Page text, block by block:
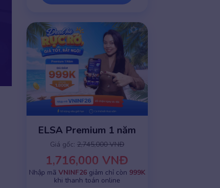
ELSA Premium 1 năm
Giá gốc: 2,745,000 VNĐ
1,716,000 VNĐ
Nhập mã VNINF26giảm chỉ còn 999K
khi thanh toán online